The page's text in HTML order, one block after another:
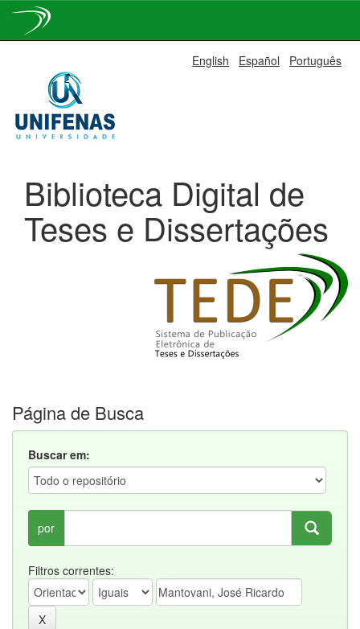
navigation
English Español Português
Biblioteca Digital de
Teses e Dissertações
Página de Busca
Buscar em:
por
Filtros correntes: